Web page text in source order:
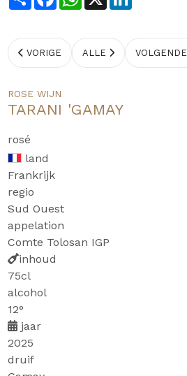
VORIGE ALLE VOLGENDE
ROSE WIJN
TARANI 'GAMAY
rosé
land
Frankrijk
regio
Sud Ouest
appelation
Comte Tolosan IGP
inhoud
75cl
alcohol
12°
jaar
2025
druif